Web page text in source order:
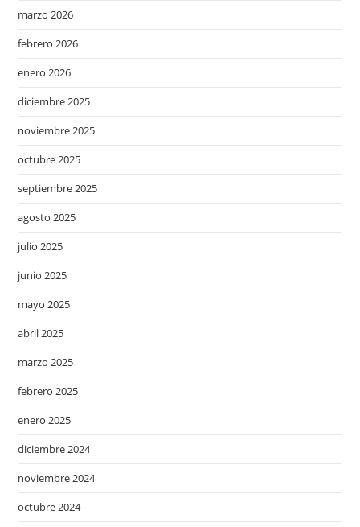
marzo 2026
febrero 2026
enero 2026
diciembre 2025
noviembre 2025
octubre 2025
septiembre 2025
agosto 2025
julio 2025
junio 2025
mayo 2025
abril 2025
marzo 2025
febrero 2025
enero 2025
diciembre 2024
noviembre 2024
octubre 2024